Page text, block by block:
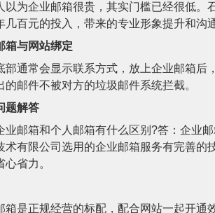
以为企业邮箱很贵，其实门槛已经很低。
几百元的投入，带来的专业形象提升和沟
箱与网站绑定
部通常会显示联系方式，放上企业邮箱
的邮件不被对方的垃圾邮件系统拦截。
题解答
业邮箱和个人邮箱有什么区别?答：企业
术有限公司选用的企业邮箱服务有完善的
心省力。
箱是正规经营的标配，配合网站一起开通